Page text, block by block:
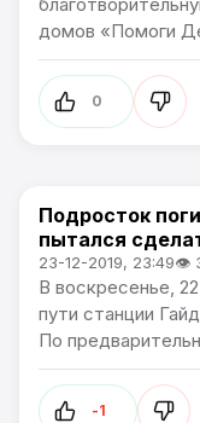
домов «Помоги
0
Новости
Подросток
пытался
23-12-2019, 23:49👁
В воскресенье,
пути станции
По
-1